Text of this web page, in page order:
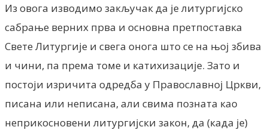
Из овога изводимо закључак да je литургијско
сабрање верних прва и основна претпоставка
Свете Литургије и свега онога што се на њој збива
и чини, па према томе и катихизације. Зато и
постоји изричита одредба у Православној Цркви,
писана или неписана, али свима позната као
неприкосновени литургијски закон, да (када je)